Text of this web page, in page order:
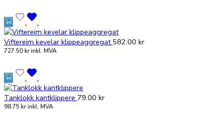
Viftereim kevelar klippeaggregat 582.00 kr
727.50 krinkl. MVA
Tanklokk kantklippere 79.00 kr
98.75 krinkl. MVA